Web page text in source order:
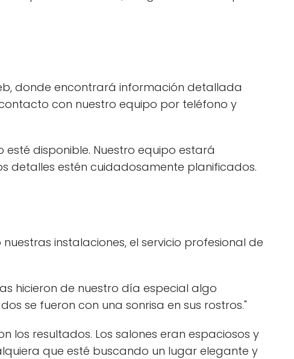
donde encontrará información detallada
con nuestro equipo por teléfono y
disponible. Nuestro equipo estará
detalles estén cuidadosamente planificados.
instalaciones, el servicio profesional de
hicieron de nuestro día especial algo
se fueron con una sonrisa en sus rostros."
los resultados. Los salones eran espaciosos y
que esté buscando un lugar elegante y